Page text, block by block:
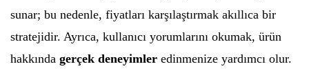
sunar; bu nedenle, fiyatları karşılaştırmak akıllıca bir
stratejidir. Ayrıca, kullanıcı yorumlarını okumak, ürün
hakkında gerçek deneyimler edinmenize yardımcı olur.